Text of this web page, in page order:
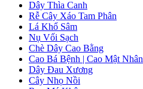
Dây Thìa Canh
Rễ Cây Xáo Tam Phân
Lá Khổ Sâm
Nụ Vối Sạch
Chè Dây Cao Bằng
Cao Bá Bệnh | Cao Mật Nhân
Dây Đau Xương
Cây Nhọ Nồi